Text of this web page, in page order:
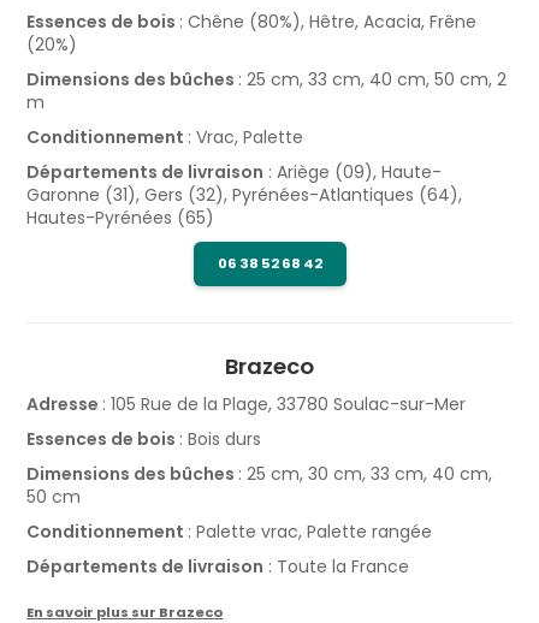
Essences de bois : Chêne (80%), Hêtre, Acacia, Frêne
(20%)
Dimensions des bûches : 25 cm, 33 cm, 40 cm, 50 cm, 2
m
Conditionnement : Vrac, Palette
Départements de livraison : Ariège (09), Haute-
Garonne (31), Gers (32), Pyrénées-Atlantiques (64),
Hautes-Pyrénées (65)
06 38 52 68 42
Brazeco
Adresse : 105 Rue de la Plage, 33780 Soulac-sur-Mer
Essences de bois : Bois durs
Dimensions des bûches : 25 cm, 30 cm, 33 cm, 40 cm,
50 cm
Conditionnement : Palette vrac, Palette rangée
Départements de livraison : Toute la France
En savoir plus sur Brazeco